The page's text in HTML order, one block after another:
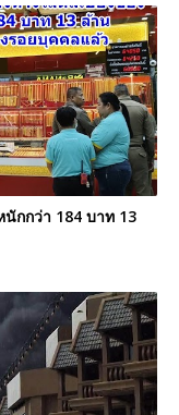
กกว่า 184 บาท 13